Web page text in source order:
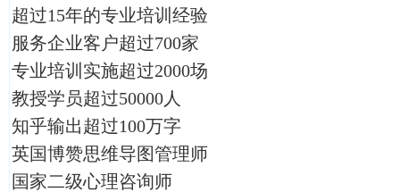
超过15年的专业培训经验
服务企业客户超过700家
专业培训实施超过2000场
教授学员超过50000人
知乎输出超过100万字
英国博赞思维导图管理师
国家二级心理咨询师